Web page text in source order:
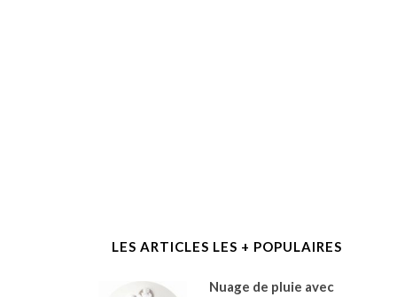
LES ARTICLES LES + POPULAIRES
Nuage de pluie avec